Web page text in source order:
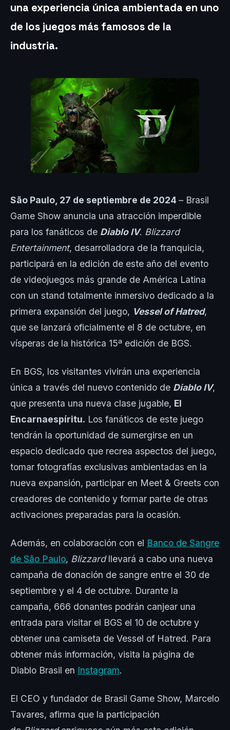
una experiencia única ambientada en uno
de los juegos más famosos de la
industria.
São Paulo, 27 de septiembre de 2024 – Brasil
Game Show anuncia una atracción imperdible
para los fanáticos de Diablo IV. Blizzard
Entertainment, desarrolladora de la franquicia,
participará en la edición de este año del evento
de videojuegos más grande de América Latina
con un stand totalmente inmersivo dedicado a la
primera expansión del juego, Vessel of Hatred,
que se lanzará oficialmente el 8 de octubre, en
vísperas de la histórica 15ª edición de BGS.
En BGS, los visitantes vivirán una experiencia
única a través del nuevo contenido de Diablo IV,
que presenta una nueva clase jugable, El
Encarnaespíritu. Los fanáticos de este juego
tendrán la oportunidad de sumergirse en un
espacio dedicado que recrea aspectos del juego,
tomar fotografías exclusivas ambientadas en la
nueva expansión, participar en Meet & Greets con
creadores de contenido y formar parte de otras
activaciones preparadas para la ocasión.
Además, en colaboración con el Banco de Sangre
de São Paulo, Blizzardllevará a cabo una nueva
campaña de donación de sangre entre el 30 de
septiembre y el 4 de octubre. Durante la
campaña, 666 donantes podrán canjear una
entrada para visitar el BGS el 10 de octubre y
obtener una camiseta de Vessel of Hatred. Para
obtener más información, visita la página de
Diablo Brasil en Instagram.
El CEO y fundador de Brasil Game Show, Marcelo
Tavares, afirma que la participación